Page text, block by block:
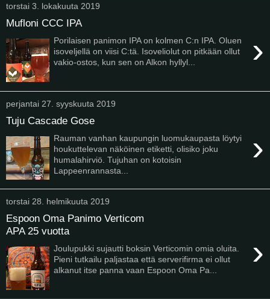
torstai 3. lokakuuta 2019
Mufloni CCC IPA
›
Porilaisen panimon IPA on kolmen C:n IPA. Oluen
isoveljellä on viisi C:tä. Isoveliolut on pitkään ollut
vakio-ostos, kun sen on Alkon hyllyl...
perjantai 27. syyskuuta 2019
Tuju Cascade Gose
›
Rauman vanhan kaupungin luomukaupasta löytyi
houkuttelevan näköinen etiketti, olisiko joku
humalahirviö. Tujuhan on kotoisin
Lappeenrannasta...
torstai 28. helmikuuta 2019
Espoon Oma Panimo Verticom
APA 25 vuotta
›
Joulupukki sujautti boksin Verticomin omia oluita.
Pieni tutkailu paljastaa että serverifirma ei ollut
alkanut itse panna vaan Espoon Oma Pa...